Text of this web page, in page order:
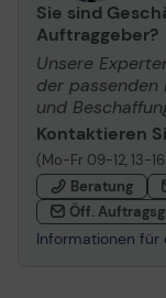
Sie sind
Auftraggeber?
Unsere
der passenden
und
Kontaktieren
(Mo-Fr 09-12, 13-
Beratung
Öff.
Informationen